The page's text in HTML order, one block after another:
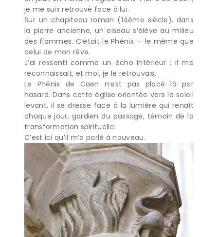
je me suis retrouvé face à lui.
Sur un chapiteau roman (14ème siècle), dans
la pierre ancienne, un oiseau s’élève au milieu
des flammes. C’était le Phénix — le même que
celui de mon rêve.
J’ai ressenti comme un écho intérieur : il me
reconnaissait, et moi, je le retrouvais.
Le Phénix de Caen n’est pas placé là par
hasard. Dans cette église orientée vers le soleil
levant, il se dresse face à la lumière qui renaît
chaque jour, gardien du passage, témoin de la
transformation spirituelle.
C’est ici qu’il m’a parlé à nouveau.